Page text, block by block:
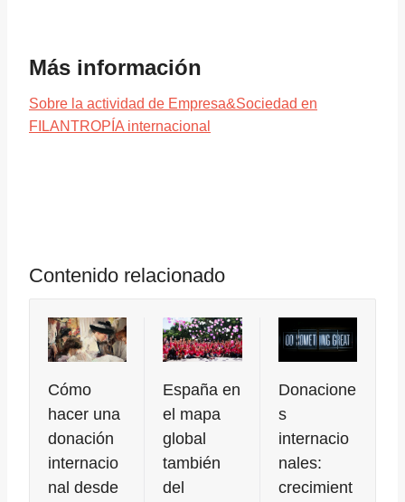
Más información
Sobre la actividad de Empresa&Sociedad en
FILANTROPÍA internacional
Contenido relacionado
Cómo
hacer una
donación
internacio
nal desde
España en
el mapa
global
también
del
Donacione
s
internacio
nales:
crecimient